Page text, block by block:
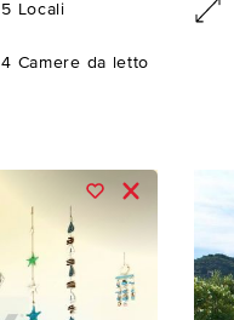
5 Locali
4 Camere da letto